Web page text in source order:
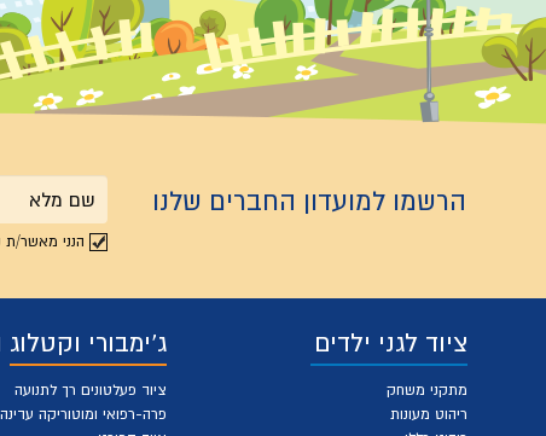
הרשמו למועדון החברים שלנו
שם הנני מאשר/ת
ציוד לגני ילדים
מתקני משחק
ריהוט מעונות
ג'ימבורי
ציוד פעלטונים רך לתנועה
פרה-רפואי ומוטוריקה עדינה